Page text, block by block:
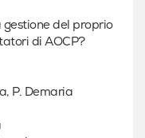
del proprio
di AOCP?
P. Demaria